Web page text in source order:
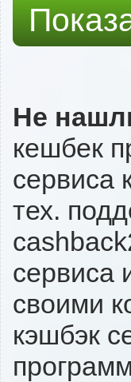
Не
кешбек
сервиса
тех.
сервиса
своими
кэшбэк